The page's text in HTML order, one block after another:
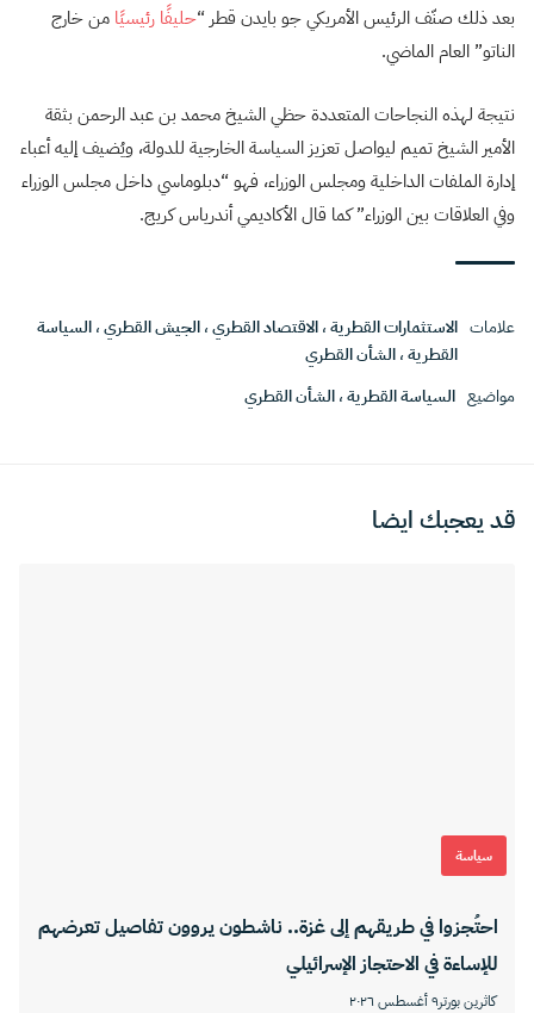
بعد ذلك صنّف الرئيس الأمريكي جو بايدن قطر “حليفًا رئيسيًا من خارج
الناتو” العام الماضي.
نتيجة لهذه النجاحات المتعددة حظي الشيخ محمد بن عبد الرحمن بثقة
الأمير الشيخ تميم ليواصل تعزيز السياسة الخارجية للدولة، ويُضيف إليه أعباء
إدارة الملفات الداخلية ومجلس الوزراء، فهو “دبلوماسي داخل مجلس الوزراء
وفي العلاقات بين الوزراء” كما قال الأكاديمي أندرياس كريج.
علامات الاستثمارات القطرية،الاقتصاد القطري،الجيش القطري،السياسة
القطرية،الشأن القطري
مواضيع السياسة القطرية،الشأن القطري
قد يعجبك ايضا
سياسة
احتُجزوا في طريقهم إلى غزة.. ناشطون يروون تفاصيل تعرضهم
للإساءة في الاحتجاز الإسرائيلي
كاثرين بورتر٩ أغسطس ٢٠٢٦